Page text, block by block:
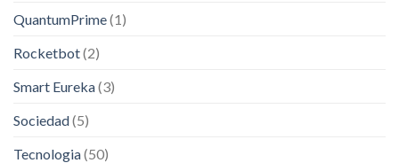
QuantumPrime(1)
Rocketbot(2)
Smart Eureka(3)
Sociedad(5)
Tecnologia(50)